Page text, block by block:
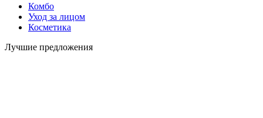
Комбо
Уход за лицом
Косметика
Лучшие предложения